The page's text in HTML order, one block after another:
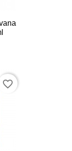
favorite_border